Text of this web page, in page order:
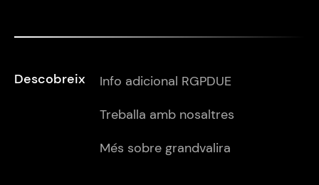
Descobreix
Info adicional RGPDUE
Treballa amb nosaltres
Més sobre grandvalira